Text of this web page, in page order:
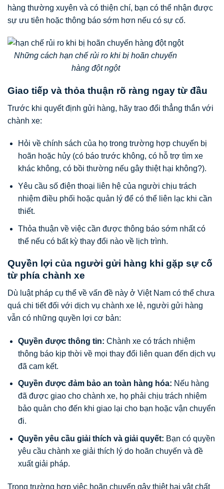
hàng thường xuyên và có thiện chí, bạn có thể nhận được
sự ưu tiên hoặc thông báo sớm hơn nếu có sự cố.
Những cách hạn chế rủi ro khi bị hoãn chuyến
hàng đột ngột
Giao tiếp và thỏa thuận rõ ràng ngay từ đầu
Trước khi quyết định gửi hàng, hãy trao đổi thẳng thắn với
chành xe:
Hỏi về chính sách của họ trong trường hợp chuyến bị
hoãn hoặc hủy (có báo trước không, có hỗ trợ tìm xe
khác không, có bồi thường nếu gây thiệt hại không?).
Yêu cầu số điện thoại liên hệ của người chịu trách
nhiệm điều phối hoặc quản lý để có thể liên lạc khi cần
thiết.
Thỏa thuận về việc cần được thông báo sớm nhất có
thể nếu có bất kỳ thay đổi nào về lịch trình.
Quyền lợi của người gửi hàng khi gặp sự cố
từ phía chành xe
Dù luật pháp cụ thể về vấn đề này ở Việt Nam có thể chưa
quá chi tiết đối với dịch vụ chành xe lẻ, người gửi hàng
vẫn có những quyền lợi cơ bản:
Quyền được thông tin: Chành xe có trách nhiệm
thông báo kịp thời về mọi thay đổi liên quan đến dịch vụ
đã cam kết.
Quyền được đảm bảo an toàn hàng hóa: Nếu hàng
đã được giao cho chành xe, họ phải chịu trách nhiệm
bảo quản cho đến khi giao lại cho bạn hoặc vận chuyển
đi.
Quyền yêu cầu giải thích và giải quyết: Bạn có quyền
yêu cầu chành xe giải thích lý do hoãn chuyến và đề
xuất giải pháp.
Trong trường hợp việc hoãn chuyến gây thiệt hại vật chất